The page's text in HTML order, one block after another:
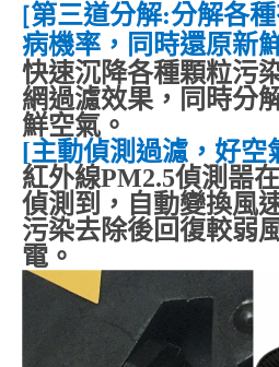
第三道分解:分解各
病機率，同時還原新
快速沉降各種顆粒污
網過濾效果，同時分
鮮空氣。
[主動偵測過濾，好空
紅外線PM2.5偵測噐
偵測到，自動變換風
污染去除後回復較弱
電。